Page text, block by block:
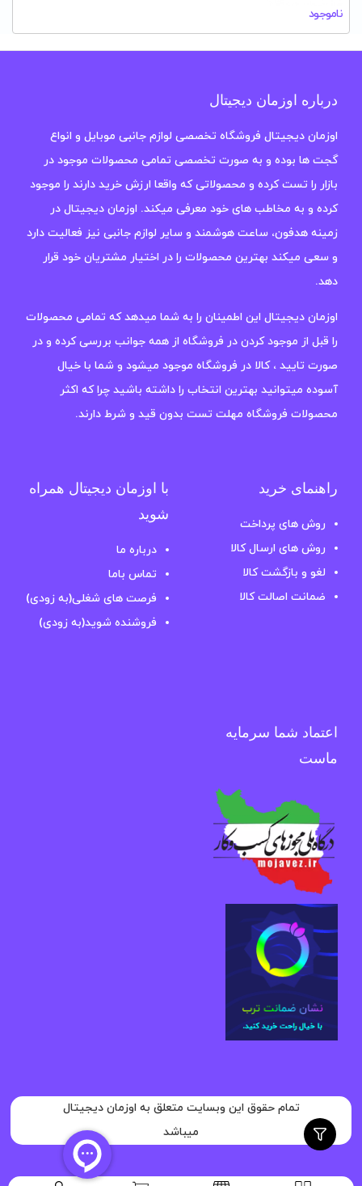
ناموجود
درباره اوزمان دیجیتال
اوزمان دیجیتال فروشگاه تخصصی لوازم جانبی موبایل و انواع
گجت ها بوده و به صورت تخصصی تمامی محصولات موجود در
بازار را تست کرده و محصولاتی که واقعا ارزش خرید دارند را موجود
کرده و به مخاطب های خود معرفی میکند. اوزمان دیجیتال در
زمینه هدفون، ساعت هوشمند و سایر لوازم جانبی نیز فعالیت دارد
و سعی میکند بهترین محصولات را در اختیار مشتریان خود قرار
دهد.
اوزمان دیجیتال این اطمینان را به شما میدهد که تمامی محصولات
را قبل از موجود کردن در فروشگاه از همه جوانب بررسی کرده و در
صورت تایید ، کالا در فروشگاه موجود میشود و شما با خیال
آسوده میتوانید بهترین انتخاب را داشته باشید چرا که اکثر
محصولات فروشگاه مهلت تست بدون قید و شرط دارند.
راهنمای خرید
روش های پرداخت
روش های ارسال کالا
لغو و بازگشت کالا
ضمانت اصالت کالا
با اوزمان دیجیتال همراه
شوید
درباره ما
تماس باما
فرصت های شغلی(به زودی)
فروشنده شوید(به زودی)
اعتماد شما سرمایه
ماست
تمام حقوق این وبسایت متعلق به اوزمان دیجیتال
میباشد